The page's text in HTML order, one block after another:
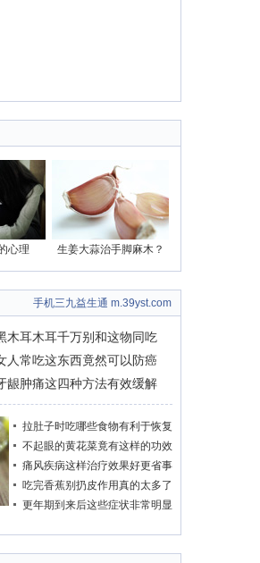
心理 生姜大蒜治手脚麻木？
手机三九益生通 m.39yst.com
木耳木耳千万别和这物同吃
人常吃这东西竟然可以防癌
龈肿痛这四种方法有效缓解
拉肚子时吃哪些食物有利于恢复
不起眼的黄花菜竟有这样的功效
痛风疾病这样治疗效果好更省事
吃完香蕉别扔皮作用真的太多了
更年期到来后这些症状非常明显